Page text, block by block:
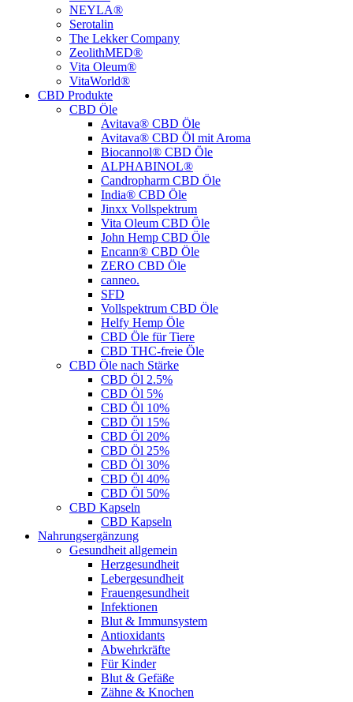
NEYLA®
Serotalin
The Lekker Company
ZeolithMED®
Vita Oleum®
VitaWorld®
CBD Produkte
CBD Öle
Avitava® CBD Öle
Avitava® CBD Öl mit Aroma
Biocannol® CBD Öle
ALPHABINOL®
Candropharm CBD Öle
India® CBD Öle
Jinxx Vollspektrum
Vita Oleum CBD Öle
John Hemp CBD Öle
Encann® CBD Öle
ZERO CBD Öle
canneo.
SFD
Vollspektrum CBD Öle
Helfy Hemp Öle
CBD Öle für Tiere
CBD THC-freie Öle
CBD Öle nach Stärke
CBD Öl 2.5%
CBD Öl 5%
CBD Öl 10%
CBD Öl 15%
CBD Öl 20%
CBD Öl 25%
CBD Öl 30%
CBD Öl 40%
CBD Öl 50%
CBD Kapseln
CBD Kapseln
Nahrungsergänzung
Gesundheit allgemein
Herzgesundheit
Lebergesundheit
Frauengesundheit
Infektionen
Blut & Immunsystem
Antioxidants
Abwehrkräfte
Für Kinder
Blut & Gefäße
Zähne & Knochen